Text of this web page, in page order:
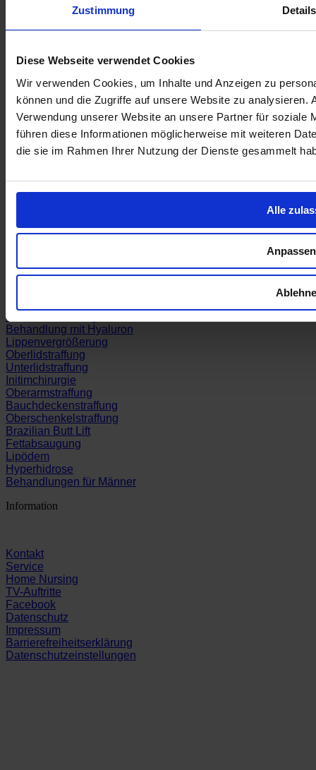
Zustimmung Details
Diese Webseite verwendet Cookies
Wir verwenden Cookies, um Inhalte und Anzeigen zu
können und die Zugriffe auf unsere Website zu analysieren.
Verwendung unserer Website an unsere Partner für soziale
führen diese Informationen möglicherweise mit weiteren
die sie im Rahmen Ihrer Nutzung der Dienste gesammelt
Alle
Anpassen
Bereiche
Brust
Körper
Mommy Makeover
Smoothface
Brustvergrößerung
Brustverkleinerung
Faltenbehandlung mit BTX
Behandlung mit Hyaluron
Lippenvergrößerung
Oberlidstraffung
Unterlidstraffung
Initimchirurgie
Oberarmstraffung
Bauchdeckenstraffung
Oberschenkelstraffung
Brazilian Butt Lift
Fettabsaugung
Lipödem
Hyperhidrose
Behandlungen für Männer
Information
Kontakt
Service
Home Nursing
TV-Auftritte
Facebook
Datenschutz
Impressum
Barrierefreiheitserklärung
Datenschutzeinstellungen